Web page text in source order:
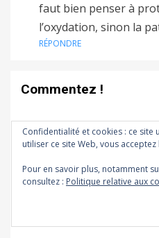
faut bien penser à
l’oxydation, sinon la
RÉPONDRE
Commentez !
Confidentialité et cookies : ce site
utiliser ce site Web, vous
Pour en savoir plus, notamment
consultez : Politique relative aux